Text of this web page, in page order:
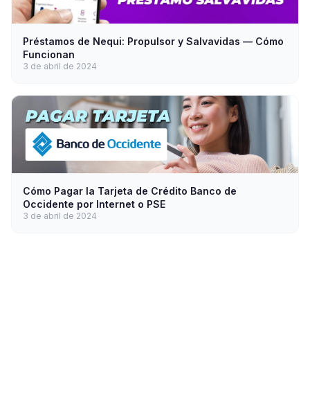
Préstamos de Nequi: Propulsor y Salvavidas — Cómo
Funcionan
3 de abril de 2024
Cómo Pagar la Tarjeta de Crédito Banco de
Occidente por Internet o PSE
3 de abril de 2024